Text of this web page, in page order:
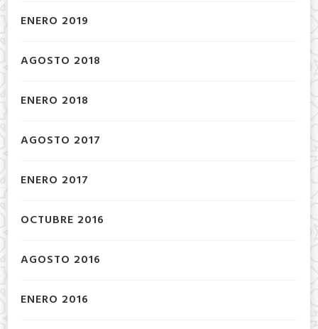
ENERO 2019
AGOSTO 2018
ENERO 2018
AGOSTO 2017
ENERO 2017
OCTUBRE 2016
AGOSTO 2016
ENERO 2016